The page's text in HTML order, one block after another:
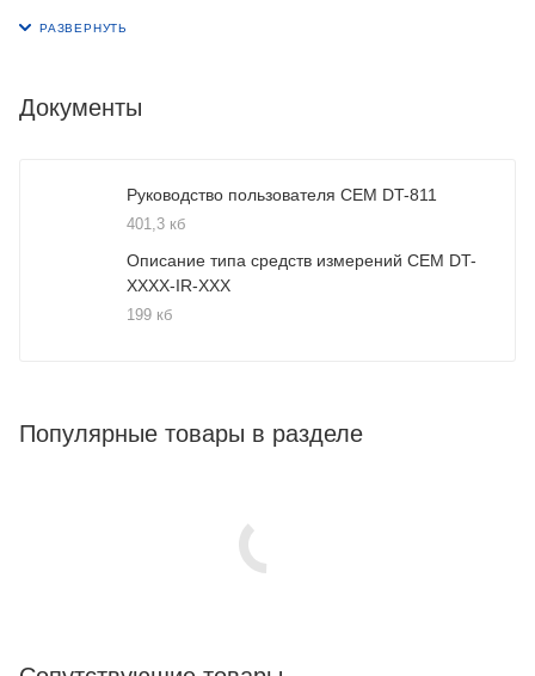
Документы
Руководство пользователя CEM DT-811
401,3 кб
Описание типа средств измерений CEM DT-
XXXX-IR-XXX
199 кб
Популярные товары в разделе